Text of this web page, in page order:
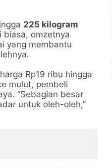
225 kilogram
biasa, omzetnya
yang membantu
Rp19 ribu hingga
mulut, pembeli
“Sebagian besar
untuk oleh-oleh,”